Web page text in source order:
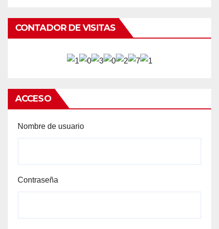
CONTADOR DE VISITAS
ACCESO
Nombre de usuario
Contraseña